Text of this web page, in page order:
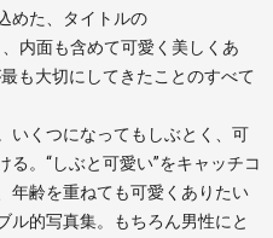
めた、タイトルの
内面も含めて可愛く美しくあ
も大切にしてきたことのすべて
いくつになってもしぶとく、可
。“しぶと可愛い”をキャッチコ
年齢を重ねても可愛くありたい
ル的写真集。もちろん男性にと